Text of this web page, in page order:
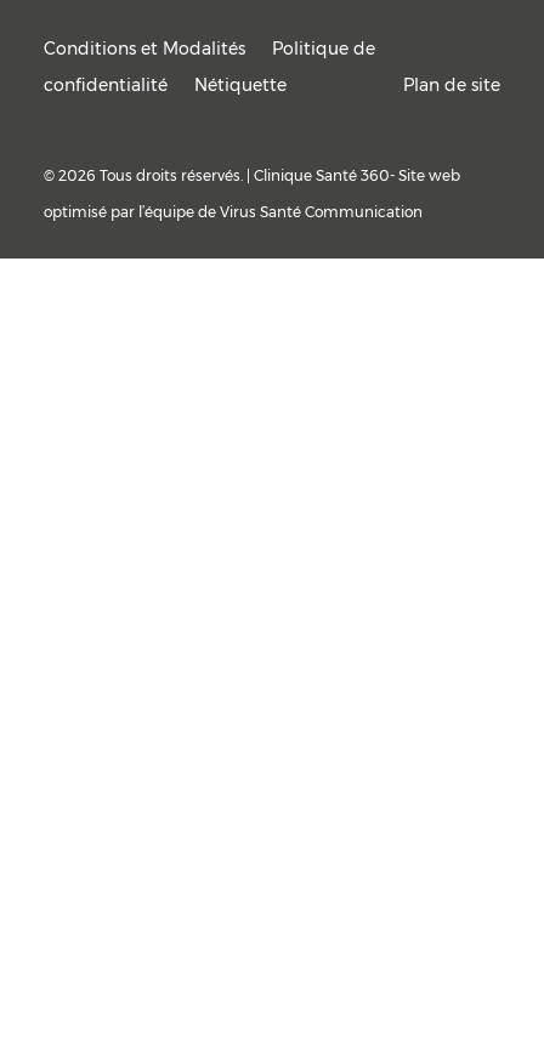
Conditions et Modalités
Politique de
confidentialité
Nétiquette Plan de site
© 2026 Tous droits réservés. | Clinique Santé 360- Site web
optimisé par l’équipe de Virus Santé Communication